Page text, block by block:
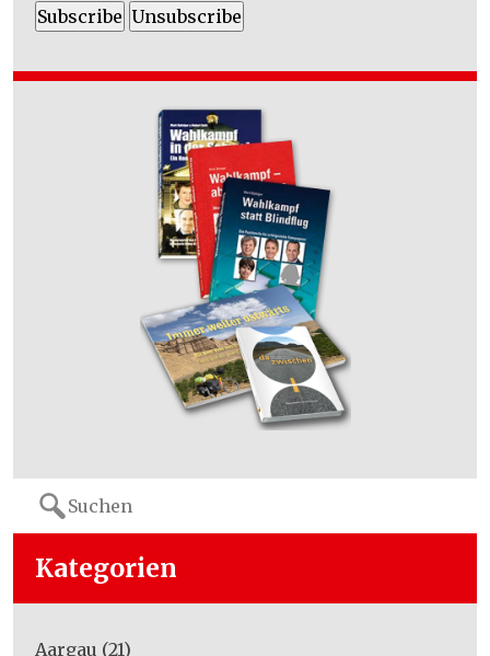
Search
for:
Kategorien
Aargau (21)